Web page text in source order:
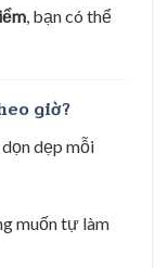
, bạn có thể
giờ?
dẹp mỗi
muốn tự làm